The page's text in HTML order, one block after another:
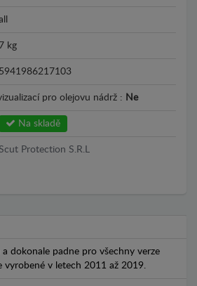
7 kg
5941986217103
pro olejovu nádrž : Ne
Na skladě
Scut Protection S.R.L
dokonale padne pro všechny verze
vyrobené v letech 2011 až 2019.